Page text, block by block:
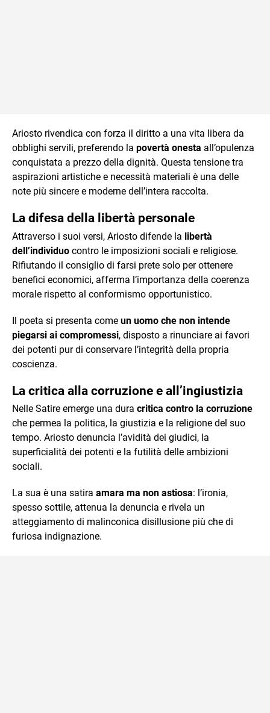
Ariosto rivendica con forza il diritto a una vita libera da
obblighi servili, preferendo la povertà onesta all’opulenza
conquistata a prezzo della dignità. Questa tensione tra
aspirazioni artistiche e necessità materiali è una delle
note più sincere e moderne dell’intera raccolta.
La difesa della libertà personale
Attraverso i suoi versi, Ariosto difende la libertà
dell’individuo contro le imposizioni sociali e religiose.
Rifiutando il consiglio di farsi prete solo per ottenere
benefici economici, afferma l’importanza della coerenza
morale rispetto al conformismo opportunistico.
Il poeta si presenta come un uomo che non intende
piegarsi ai compromessi, disposto a rinunciare ai favori
dei potenti pur di conservare l’integrità della propria
coscienza.
La critica alla corruzione e all’ingiustizia
Nelle Satire emerge una dura critica contro la corruzione
che permea la politica, la giustizia e la religione del suo
tempo. Ariosto denuncia l’avidità dei giudici, la
superficialità dei potenti e la futilità delle ambizioni
sociali.
La sua è una satira amara ma non astiosa: l’ironia,
spesso sottile, attenua la denuncia e rivela un
atteggiamento di malinconica disillusione più che di
furiosa indignazione.